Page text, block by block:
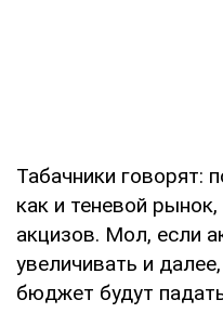
Табачники говорят:
как и теневой
акцизов. Мол, если
увеличивать и
бюджет будут